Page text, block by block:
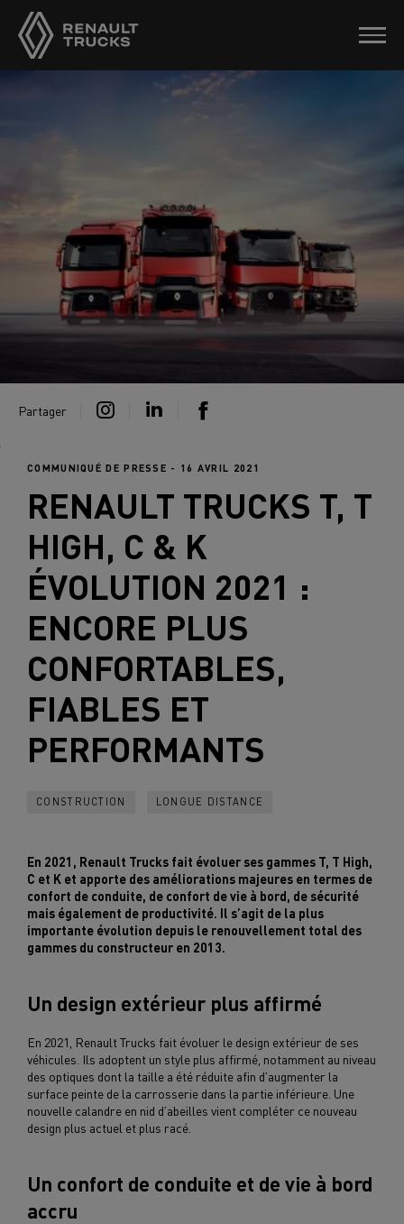
Partager
COMMUNIQUÉ DE PRESSE - 16 AVRIL 2021
RENAULT TRUCKS T, T
HIGH, C & K
ÉVOLUTION 2021 :
ENCORE PLUS
CONFORTABLES,
FIABLES ET
PERFORMANTS
CONSTRUCTION LONGUE DISTANCE
En 2021, Renault Trucks fait évoluer ses gammes T, T High,
C et K et apporte des améliorations majeures en termes de
confort de conduite, de confort de vie à bord, de sécurité
mais également de productivité. Il s’agit de la plus
importante évolution depuis le renouvellement total des
gammes du constructeur en 2013.
Un design extérieur plus affirmé
En 2021, Renault Trucks fait évoluer le design extérieur de ses
véhicules. Ils adoptent un style plus affirmé, notamment au niveau
des optiques dont la taille a été réduite afin d’augmenter la
surface peinte de la carrosserie dans la partie inférieure. Une
nouvelle calandre en nid d’abeilles vient compléter ce nouveau
design plus actuel et plus racé.
Un confort de conduite et de vie à bord
accru